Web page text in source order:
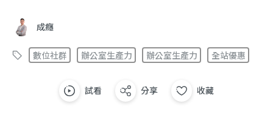
成癮
數位社群 辦公室生產力 辦公室生產力 全站優惠
試看 分享 收藏